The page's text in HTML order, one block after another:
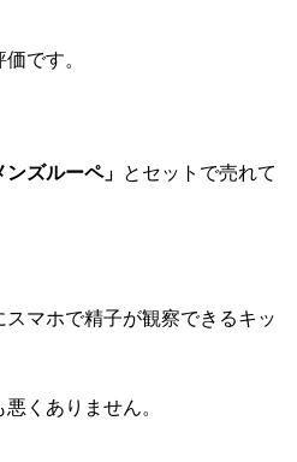
です。
ンズルーペ」 とセットで売れて
スマホで精子が観察できるキッ
くありません。